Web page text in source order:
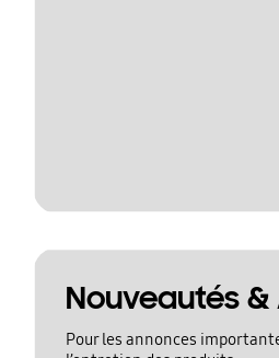
Nouveautés
Pour les annonces